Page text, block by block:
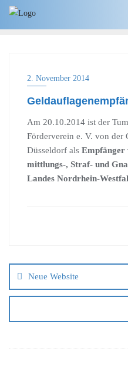
Skip
2. November 2014
Am 20.10.2014 ist der
Förderverein e. V. von der
Düsseldorf als Empfänger
mittlungs-, Straf- und
Landes Nordrhein-
Neue Website